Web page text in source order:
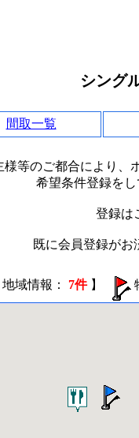
シング
間取一覧
様等のご都合により、
希望条件登録を
登録
既に会員登録が
地域情報： 7件】